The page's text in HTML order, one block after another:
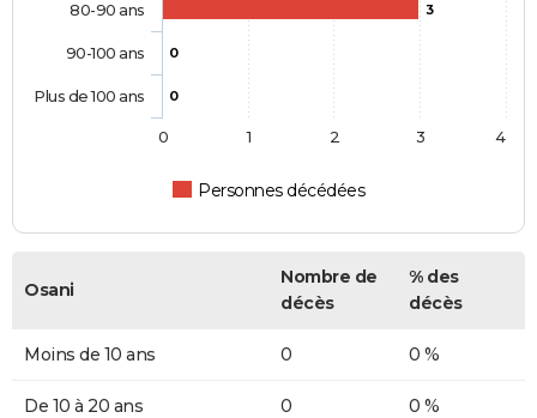
3
0
0
Personnes décédées
80-90 ans
90-100 ans
Plus de 100 ans
0 1 2 3 4
Osani
Nombre de
décès
% des
décès
Moins de 10 ans 0 0 %
De 10 à 20 ans 0 0 %